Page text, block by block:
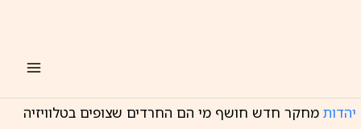
יהדות מחקר חדש חושף מי הם החרדים שצופים בטלוויזיה